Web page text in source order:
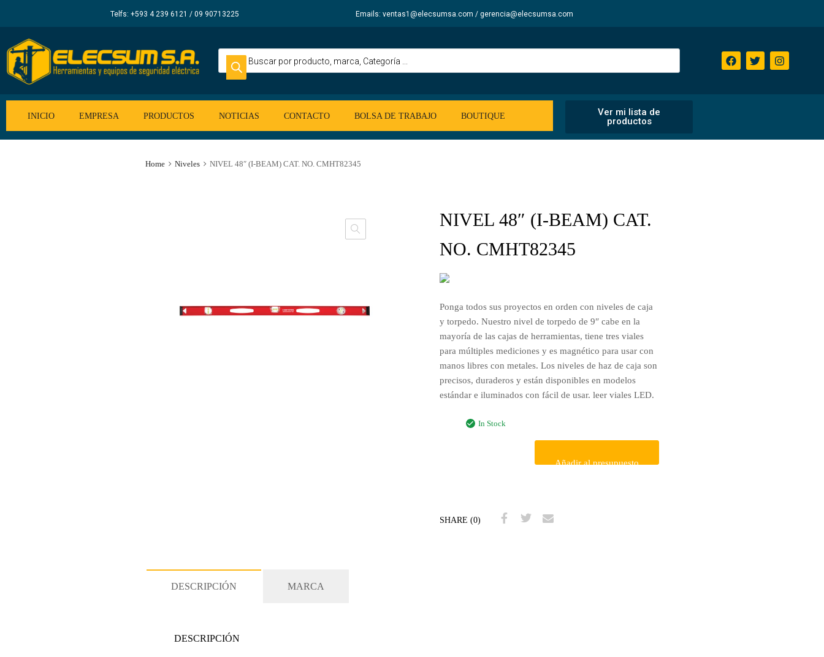
Telfs: +593 4 239 6121 / 09 90713225 Emails: ventas1@elecsumsa.com / gerencia@elecsumsa.com
INICIO EMPRESA PRODUCTOS NOTICIAS CONTACTO BOLSA DE TRABAJO BOUTIQUE
Ver mi lista de
productos
Home Niveles NIVEL 48″ (I-BEAM) CAT. NO. CMHT82345
NIVEL 48″ (I-BEAM) CAT.
NO. CMHT82345
Ponga todos sus proyectos en orden con niveles de caja
y torpedo. Nuestro nivel de torpedo de 9″ cabe en la
mayoría de las cajas de herramientas, tiene tres viales
para múltiples mediciones y es magnético para usar con
manos libres con metales. Los niveles de haz de caja son
precisos, duraderos y están disponibles en modelos
estándar e iluminados con fácil de usar. leer viales LED.
In Stock
Añadir al presupuesto
SHARE (0)
DESCRIPCIÓN MARCA
DESCRIPCIÓN